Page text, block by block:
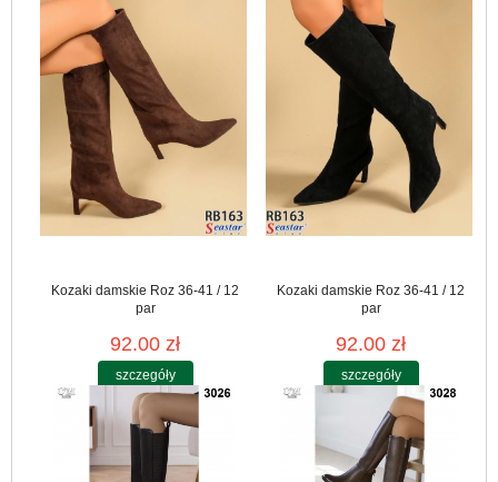
Kozaki damskie Roz 36-41 / 12
par
92.00 zł
szczegóły
Kozaki damskie Roz 36-41 / 12
par
92.00 zł
szczegóły